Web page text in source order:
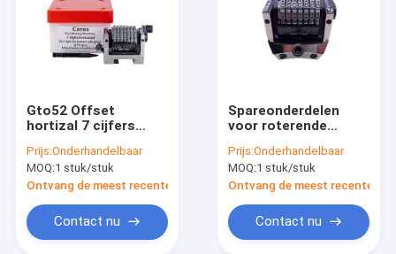
Gto52 Offset
hortizal 7 cijfers
Prijs:Onderhandelbaar
MOQ:1 stuk/stuk
Ontvang de meest recente Prijs
Contact nu
Spareonderdelen
voor roterende
Prijs:Onderhandelbaar
MOQ:1 stuk/stuk
Ontvang de meest recente
Contact nu